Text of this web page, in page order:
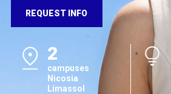
REQUEST INFO
2
campuses
Nicosia
Limassol